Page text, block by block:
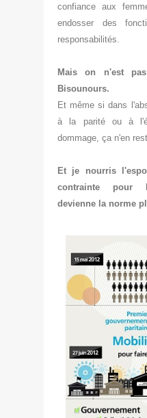
confiance aux fem
endosser des
responsabilités.
Mais on n'est
Bisounours.
Et même si dans l'
à la parité ou à
dommage, ça n'en
Et je nourris
contrainte pour
devienne la norme